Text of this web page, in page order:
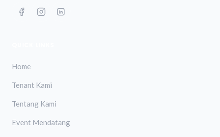
Home
Tenant Kami
Tentang Kami
Event Mendatang